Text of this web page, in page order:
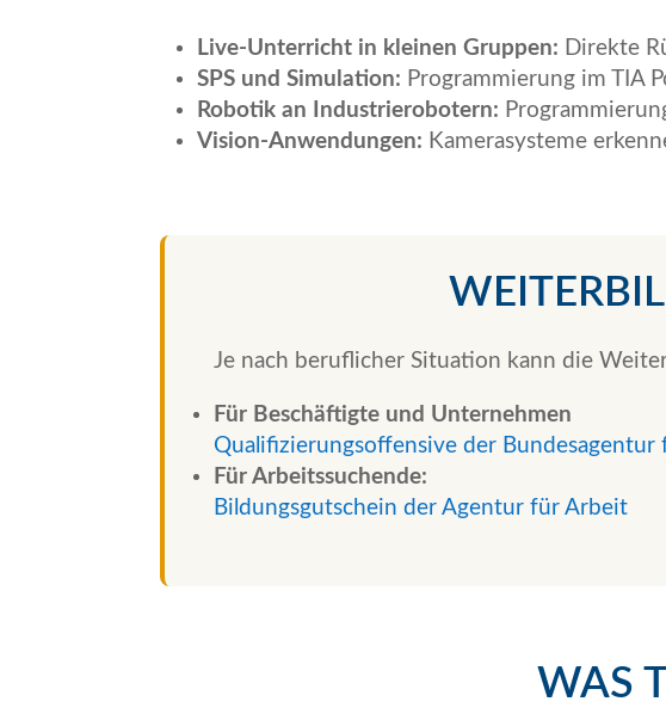
Live-Unterricht in kleinen Gruppen: Direkte
SPS und Simulation: Programmierung im TIA
Robotik an Industrierobotern:
Vision-Anwendungen: Kamerasysteme
Je nach beruflicher Situation kann die
Für Beschäftigte und Unternehmen
Qualifizierungsoffensive der Bundesagentur
Für Arbeitssuchende:
Bildungsgutschein der Agentur für Arbeit
WAS